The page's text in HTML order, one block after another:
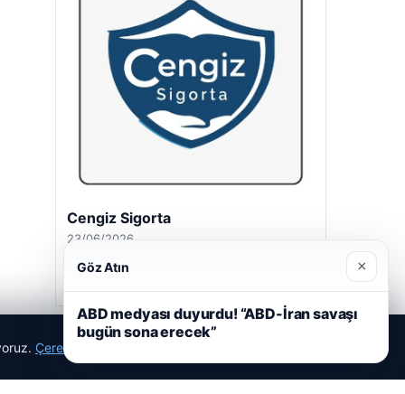
Cengiz Sigorta
23/06/2026
Çerez Politikamız
Göz Atın ×
ABD medyası duyurdu! “ABD-İran savaşı
bugün sona erecek”